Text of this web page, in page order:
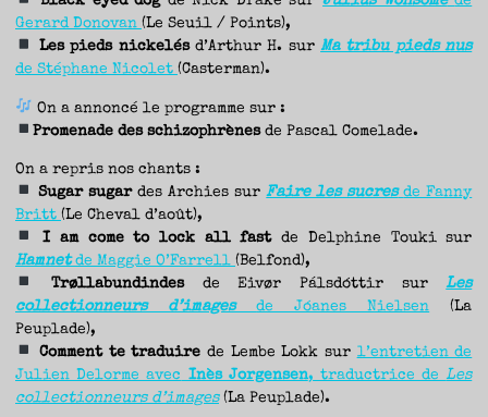
AIRE(S)
LIBRE(S),
ÇA
COMMENCE
ICI.
Gerard Donovan(Le Seuil / Points),
Les pieds nickelésd’Arthur H. surMa tribu pieds nus
de Stéphane Nicolet (Casterman).
On a annoncé le programme sur :
Promenade des schizophrènesde Pascal Comelade.
On a repris nos chants :
Sugar sugardes Archies surFaire les sucres de Fanny
Britt(Le Cheval d’août),
I am come to lock all fastde Delphine Touki sur
Hamnet de Maggie O’Farrell (Belfond),
Trøllabundindesde Eivør Pálsdóttir surLes
collectionneurs d’imagesde Jóanes Nielsen (La
Peuplade),
Comment te traduirede Lembe Lokk sur l’entretien de
Julien Delorme avec Inès Jorgensen, traductrice de Les
collectionneurs d’images(La Peuplade).